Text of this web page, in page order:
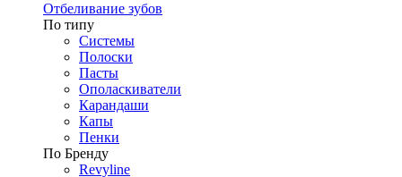
Отбеливание зубов
По типу
Системы
Полоски
Пасты
Ополаскиватели
Карандаши
Капы
Пенки
По Бренду
Revyline